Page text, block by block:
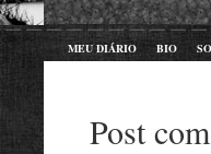
MEU DIÁRIO BIO
Post